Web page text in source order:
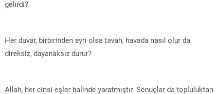
gelirdi?
Her duvar, birbirinden ayrı olsa tavan, havada nasıl olur da
direksiz, dayanaksız durur?
Allah, her cinsi eşler halinde yaratmıştır. Sonuçlar da topluluktan